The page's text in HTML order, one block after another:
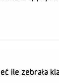
ile zebrała